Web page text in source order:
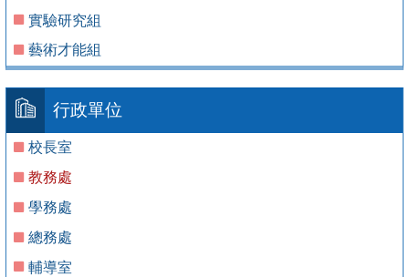
實驗研究組
藝術才能組
行政單位
校長室
教務處
學務處
總務處
輔導室